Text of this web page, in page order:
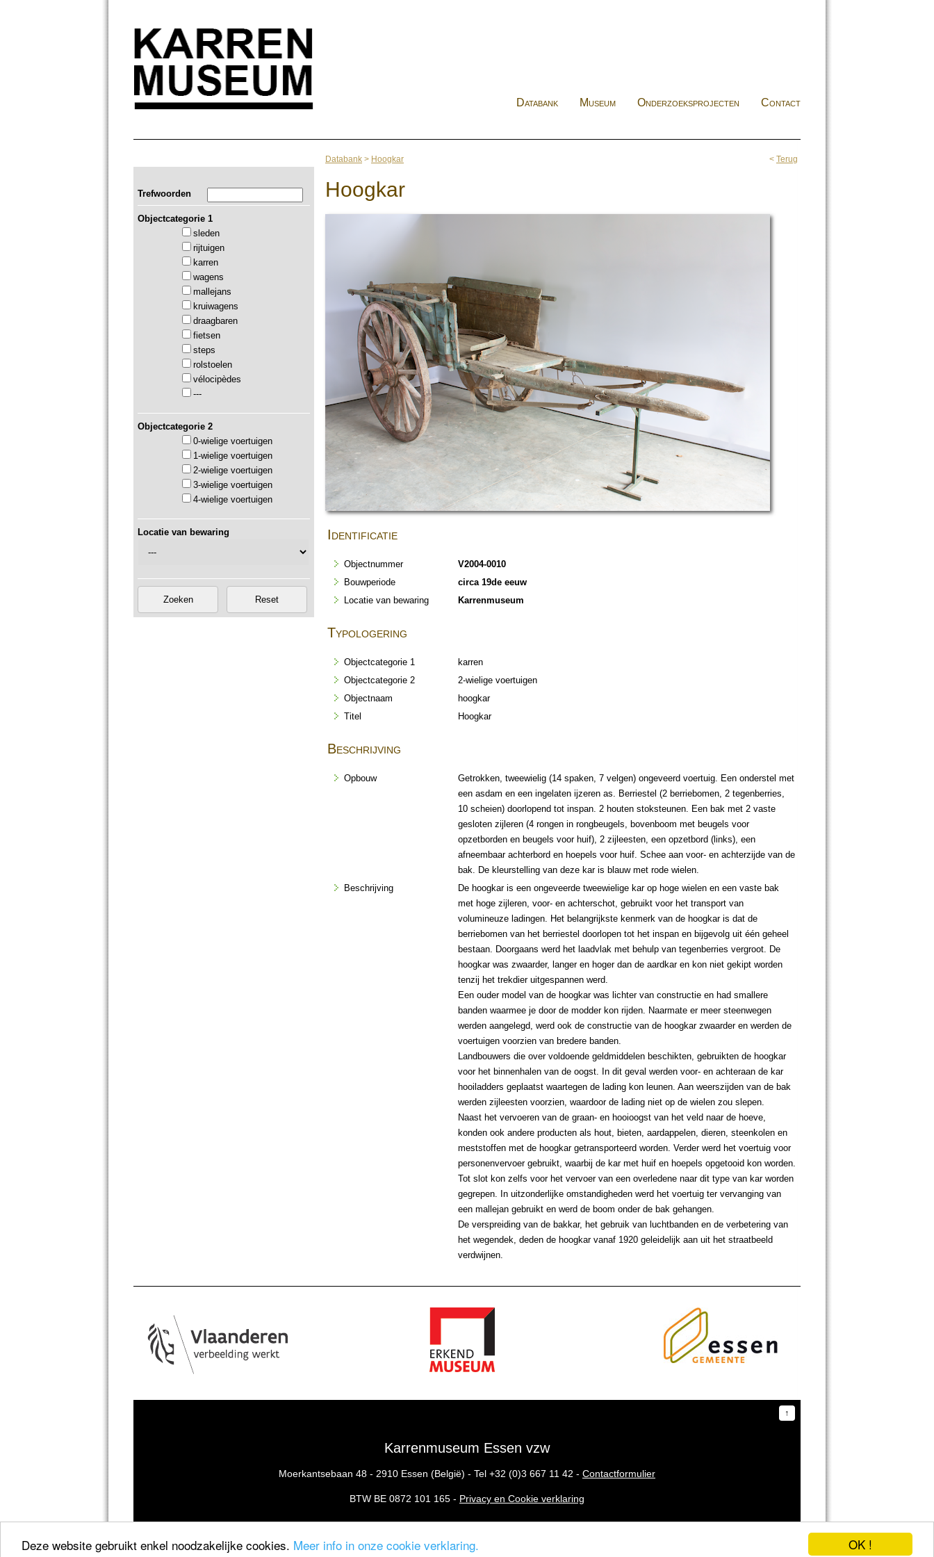
OK !
Deze website gebruikt enkel noodzakelijke cookies. Meer info in onze cookie verklaring.
Databank Museum Onderzoeksprojecten Contact
Trefwoorden
Objectcategorie 1
sleden
rijtuigen
karren
wagens
mallejans
kruiwagens
draagbaren
fietsen
steps
rolstoelen
vélocipèdes
---
Objectcategorie 2
0-wielige voertuigen
1-wielige voertuigen
2-wielige voertuigen
3-wielige voertuigen
4-wielige voertuigen
Locatie van bewaring
< Terug
Databank > Hoogkar
Hoogkar
Identificatie
Objectnummer
V2004-0010
Bouwperiode
circa 19de eeuw
Locatie van bewaring
Karrenmuseum
Typologering
Objectcategorie 1
karren
Objectcategorie 2
2-wielige voertuigen
Objectnaam
hoogkar
Titel
Hoogkar
Beschrijving
Opbouw
Getrokken, tweewielig (14 spaken, 7 velgen) ongeveerd voertuig. Een onderstel met
een asdam en een ingelaten ijzeren as. Berriestel (2 berriebomen, 2 tegenberries,
10 scheien) doorlopend tot inspan. 2 houten stoksteunen. Een bak met 2 vaste
gesloten zijleren (4 rongen in rongbeugels, bovenboom met beugels voor
opzetborden en beugels voor huif), 2 zijleesten, een opzetbord (links), een
afneembaar achterbord en hoepels voor huif. Schee aan voor- en achterzijde van de
bak. De kleurstelling van deze kar is blauw met rode wielen.
Beschrijving
De hoogkar is een ongeveerde tweewielige kar op hoge wielen en een vaste bak
met hoge zijleren, voor- en achterschot, gebruikt voor het transport van
volumineuze ladingen. Het belangrijkste kenmerk van de hoogkar is dat de
berriebomen van het berriestel doorlopen tot het inspan en bijgevolg uit één geheel
bestaan. Doorgaans werd het laadvlak met behulp van tegenberries vergroot. De
hoogkar was zwaarder, langer en hoger dan de aardkar en kon niet gekipt worden
tenzij het trekdier uitgespannen werd.
Een ouder model van de hoogkar was lichter van constructie en had smallere
banden waarmee je door de modder kon rijden. Naarmate er meer steenwegen
werden aangelegd, werd ook de constructie van de hoogkar zwaarder en werden de
voertuigen voorzien van bredere banden.
Landbouwers die over voldoende geldmiddelen beschikten, gebruikten de hoogkar
voor het binnenhalen van de oogst. In dit geval werden voor- en achteraan de kar
hooiladders geplaatst waartegen de lading kon leunen. Aan weerszijden van de bak
werden zijleesten voorzien, waardoor de lading niet op de wielen zou slepen.
Naast het vervoeren van de graan- en hooioogst van het veld naar de hoeve,
konden ook andere producten als hout, bieten, aardappelen, dieren, steenkolen en
meststoffen met de hoogkar getransporteerd worden. Verder werd het voertuig voor
personenvervoer gebruikt, waarbij de kar met huif en hoepels opgetooid kon worden.
Tot slot kon zelfs voor het vervoer van een overledene naar dit type van kar worden
gegrepen. In uitzonderlijke omstandigheden werd het voertuig ter vervanging van
een mallejan gebruikt en werd de boom onder de bak gehangen.
De verspreiding van de bakkar, het gebruik van luchtbanden en de verbetering van
het wegendek, deden de hoogkar vanaf 1920 geleidelijk aan uit het straatbeeld
verdwijnen.
↑
Karrenmuseum Essen vzw
Moerkantsebaan 48 - 2910 Essen (België) - Tel +32 (0)3 667 11 42 - Contactformulier
BTW BE 0872 101 165 - Privacy en Cookie verklaring